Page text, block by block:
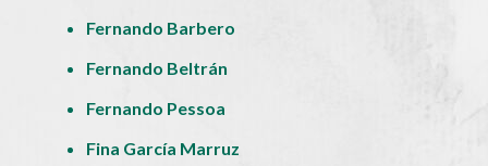
Fernando Barbero
Fernando Beltrán
Fernando Pessoa
Fina García Marruz